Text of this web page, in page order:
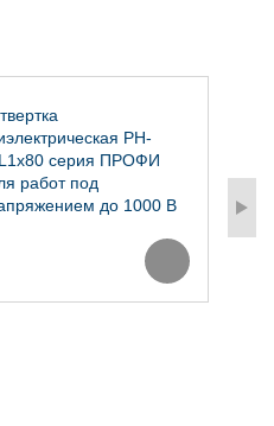
PH-
серия ПРОФИ
работ под
до 1000 В